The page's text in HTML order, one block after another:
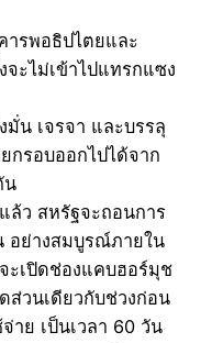
ารพอธิปไตยและ
ะไม่เข้าไปแทรกแซง
น เจรจา และบรรลุ
กรอบออกไปได้จาก
น
ล้ว สหรัฐจะถอนการ
อย่างสมบูรณ์ภายใน
ะเปิดช่องแคบฮอร์มุช
ส่วนเดียวกับช่วงก่อน
าย เป็นเวลา 60 วัน